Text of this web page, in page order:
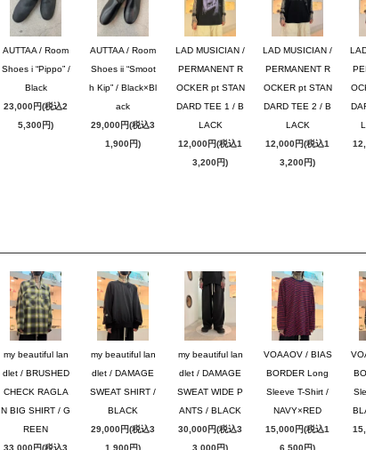
AUTTAA / Room
Shoes i “Pippo” /
Black
23,000円(税込2
5,300円)
AUTTAA / Room
Shoes ii “Smoot
h Kip” / Black×Bl
ack
29,000円(税込3
1,900円)
LAD MUSICIAN /
PERMANENT R
OCKER pt STAN
DARD TEE 1 / B
LACK
12,000円(税込1
3,200円)
LAD MUSICIAN /
PERMANENT R
OCKER pt STAN
DARD TEE 2 / B
LACK
12,000円(税込1
3,200円)
my beautiful lan
dlet / BRUSHED
CHECK RAGLA
N BIG SHIRT / G
REEN
33,000円(税込3
my beautiful lan
dlet / DAMAGE
SWEAT SHIRT /
BLACK
29,000円(税込3
1,900円)
my beautiful lan
dlet / DAMAGE
SWEAT WIDE P
ANTS / BLACK
30,000円(税込3
3,000円)
VOAAOV / BIAS
BORDER Long
Sleeve T-Shirt /
NAVY×RED
15,000円(税込1
6,500円)